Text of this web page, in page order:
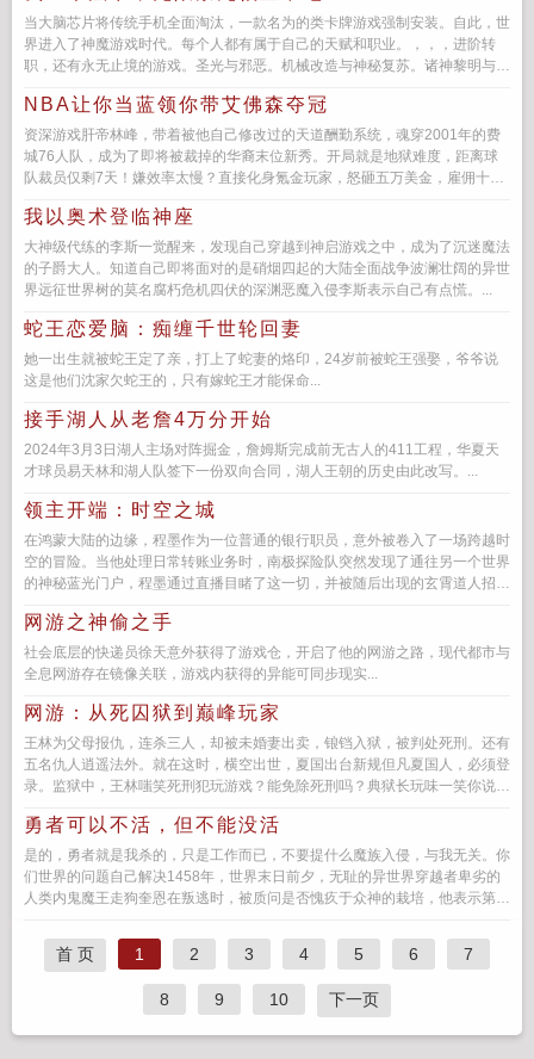
当大脑芯片将传统手机全面淘汰，一款名为的类卡牌游戏强制安装。自此，世
界进入了神魔游戏时代。每个人都有属于自己的天赋和职业。，，，进阶转
职，还有永无止境的游戏。圣光与邪恶。机械改造与神秘复苏。诸神黎明与深
NBA让你当蓝领你带艾佛森夺冠
资深游戏肝帝林峰，带着被他自己修改过的天道酬勤系统，魂穿2001年的费
城76人队，成为了即将被裁掉的华裔末位新秀。开局就是地狱难度，距离球
队裁员仅剩7天！嫌效率太慢？直接化身氪金玩家，怒砸五万美金，雇佣十名
我以奥术登临神座
大神级代练的李斯一觉醒来，发现自己穿越到神启游戏之中，成为了沉迷魔法
的子爵大人。知道自己即将面对的是硝烟四起的大陆全面战争波澜壮阔的异世
界远征世界树的莫名腐朽危机四伏的深渊恶魔入侵李斯表示自己有点慌。...
蛇王恋爱脑：痴缠千世轮回妻
她一出生就被蛇王定了亲，打上了蛇妻的烙印，24岁前被蛇王强娶，爷爷说
这是他们沈家欠蛇王的，只有嫁蛇王才能保命...
接手湖人从老詹4万分开始
2024年3月3日湖人主场对阵掘金，詹姆斯完成前无古人的411工程，华夏天
才球员易天林和湖人队签下一份双向合同，湖人王朝的历史由此改写。...
领主开端：时空之城
在鸿蒙大陆的边缘，程墨作为一位普通的银行职员，意外被卷入了一场跨越时
空的冒险。当他处理日常转账业务时，南极探险队突然发现了通往另一个世界
的神秘蓝光门户，程墨通过直播目睹了这一切，并被随后出现的玄霄道人招募
网游之神偷之手
社会底层的快递员徐天意外获得了游戏仓，开启了他的网游之路，现代都市与
全息网游存在镜像关联，游戏内获得的异能可同步现实...
网游：从死囚狱到巅峰玩家
王林为父母报仇，连杀三人，却被未婚妻出卖，锒铛入狱，被判处死刑。还有
五名仇人逍遥法外。就在这时，横空出世，夏国出台新规但凡夏国人，必须登
录。监狱中，王林嗤笑死刑犯玩游戏？能免除死刑吗？典狱长玩味一笑你说
勇者可以不活，但不能没活
是的，勇者就是我杀的，只是工作而已，不要提什么魔族入侵，与我无关。你
们世界的问题自己解决1458年，世界末日前夕，无耻的异世界穿越者卑劣的
人类内鬼魔王走狗奎恩在叛逃时，被质问是否愧疚于众神的栽培，他表示第一
首 页 1 2 3 4 5 6 7
8 9 10 下一页